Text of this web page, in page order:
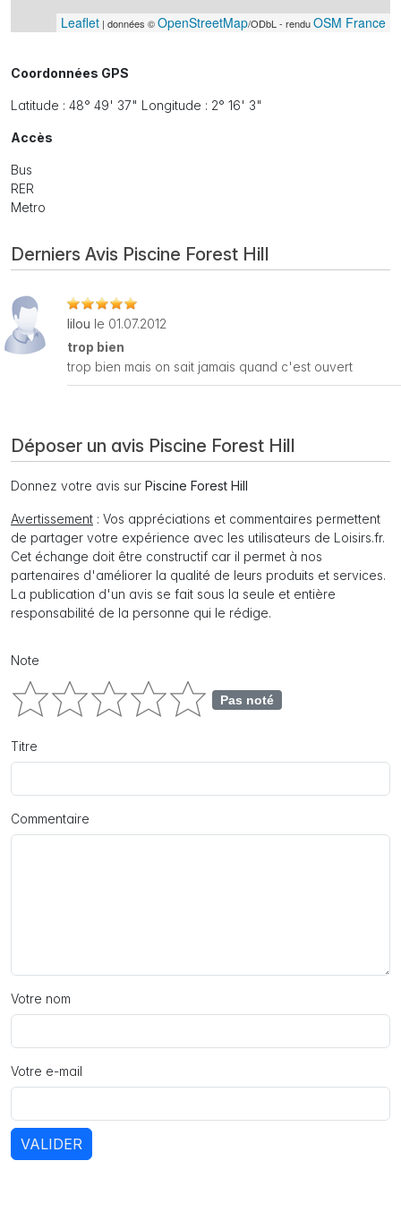
Leaflet | données ©OpenStreetMap/ODbL - renduOSM France
Coordonnées GPS
Latitude : 48° 49' 37" Longitude : 2° 16' 3"
Accès
Bus
RER
Metro
Derniers Avis Piscine Forest Hill
lilou le 01.07.2012
trop bien
trop bien mais on sait jamais quand c'est ouvert
Déposer un avis Piscine Forest Hill
Donnez votre avis sur Piscine Forest Hill
Avertissement : Vos appréciations et commentaires permettent
de partager votre expérience avec les utilisateurs de Loisirs.fr.
Cet échange doit être constructif car il permet à nos
partenaires d'améliorer la qualité de leurs produits et services.
La publication d'un avis se fait sous la seule et entière
responsabilité de la personne qui le rédige.
Note
Pas noté
Titre
Commentaire
Votre nom
Votre e-mail
VALIDER